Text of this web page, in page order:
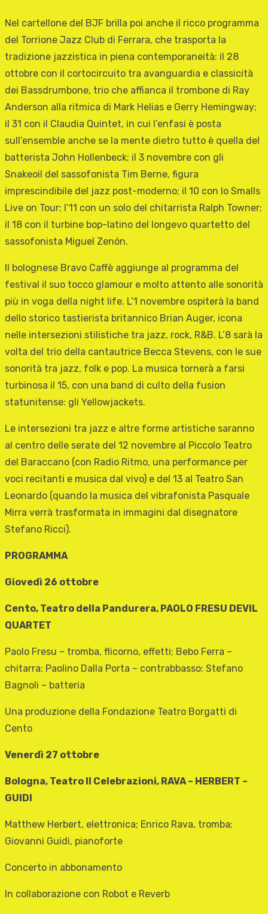
Nel cartellone del BJF brilla poi anche il ricco programma
del Torrione Jazz Club di Ferrara, che trasporta la
tradizione jazzistica in piena contemporaneità: il 28
ottobre con il cortocircuito tra avanguardia e classicità
dei Bassdrumbone, trio che affianca il trombone di Ray
Anderson alla ritmica di Mark Helias e Gerry Hemingway;
il 31 con il Claudia Quintet, in cui l’enfasi è posta
sull’ensemble anche se la mente dietro tutto è quella del
batterista John Hollenbeck; il 3 novembre con gli
Snakeoil del sassofonista Tim Berne, figura
imprescindibile del jazz post-moderno; il 10 con lo Smalls
Live on Tour; l’11 con un solo del chitarrista Ralph Towner;
il 18 con il turbine bop-latino del longevo quartetto del
sassofonista Miguel Zenón.
Il bolognese Bravo Caffè aggiunge al programma del
festival il suo tocco glamour e molto attento alle sonorità
più in voga della night life. L’1 novembre ospiterà la band
dello storico tastierista britannico Brian Auger, icona
nelle intersezioni stilistiche tra jazz, rock, R&B. L’8 sarà la
volta del trio della cantautrice Becca Stevens, con le sue
sonorità tra jazz, folk e pop. La musica tornerà a farsi
turbinosa il 15, con una band di culto della fusion
statunitense: gli Yellowjackets.
Le intersezioni tra jazz e altre forme artistiche saranno
al centro delle serate del 12 novembre al Piccolo Teatro
del Baraccano (con Radio Ritmo, una performance per
voci recitanti e musica dal vivo) e del 13 al Teatro San
Leonardo (quando la musica del vibrafonista Pasquale
Mirra verrà trasformata in immagini dal disegnatore
Stefano Ricci).
PROGRAMMA
Giovedì 26 ottobre
Cento, Teatro della Pandurera, PAOLO FRESU DEVIL
QUARTET
Paolo Fresu – tromba, flicorno, effetti; Bebo Ferra –
chitarra; Paolino Dalla Porta – contrabbasso; Stefano
Bagnoli – batteria
Una produzione della Fondazione Teatro Borgatti di
Cento
Venerdì 27 ottobre
Bologna, Teatro Il Celebrazioni, RAVA – HERBERT –
GUIDI
Matthew Herbert, elettronica; Enrico Rava, tromba;
Giovanni Guidi, pianoforte
Concerto in abbonamento
In collaborazione con Robot e Reverb